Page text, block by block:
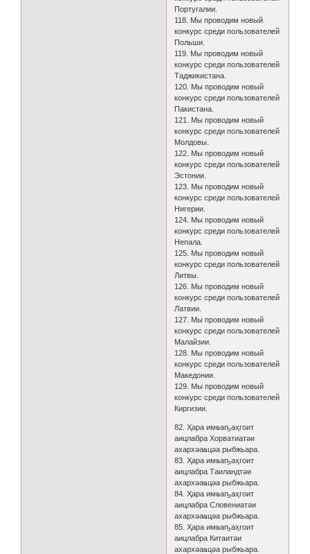
Португалии.
118. Мы проводим новый
конкурс среди пользователей
Польши.
119. Мы проводим новый
конкурс среди пользователей
Таджикистана.
120. Мы проводим новый
конкурс среди пользователей
Пакистана.
121. Мы проводим новый
конкурс среди пользователей
Молдовы.
122. Мы проводим новый
конкурс среди пользователей
Эстонии.
123. Мы проводим новый
конкурс среди пользователей
Нигерии.
124. Мы проводим новый
конкурс среди пользователей
Непала.
125. Мы проводим новый
конкурс среди пользователей
Литвы.
126. Мы проводим новый
конкурс среди пользователей
Латвии.
127. Мы проводим новый
конкурс среди пользователей
Малайзии.
128. Мы проводим новый
конкурс среди пользователей
Македонии.
129. Мы проводим новый
конкурс среди пользователей
Киргизии.
82. Ҳара имҩаҧаҳгоит
аицлабра Хорватиатәи
ахархәаҩцәа рыбжьара.
83. Ҳара имҩаҧаҳгоит
аицлабра Таиландтәи
ахархәаҩцәа рыбжьара.
84. Ҳара имҩаҧаҳгоит
аицлабра Словениатәи
ахархәаҩцәа рыбжьара.
85. Ҳара имҩаҧаҳгоит
аицлабра Китаитәи
ахархәаҩцәа рыбжьара.